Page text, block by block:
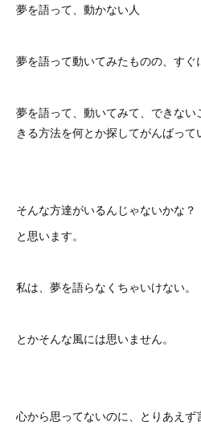
夢を語って、動かない人
夢を語って動いてみたものの、すぐ
夢を語って、動いてみて、できな
きる方法を何とか探してがんばって
そんな方達がいるんじゃないかな？
と思います。
私は、夢を語らなくちゃいけない。
とかそんな風には思いません。
心から思ってないのに、とりあえ